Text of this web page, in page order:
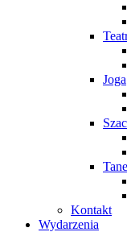
Joga
Kontakt
Wydarzenia